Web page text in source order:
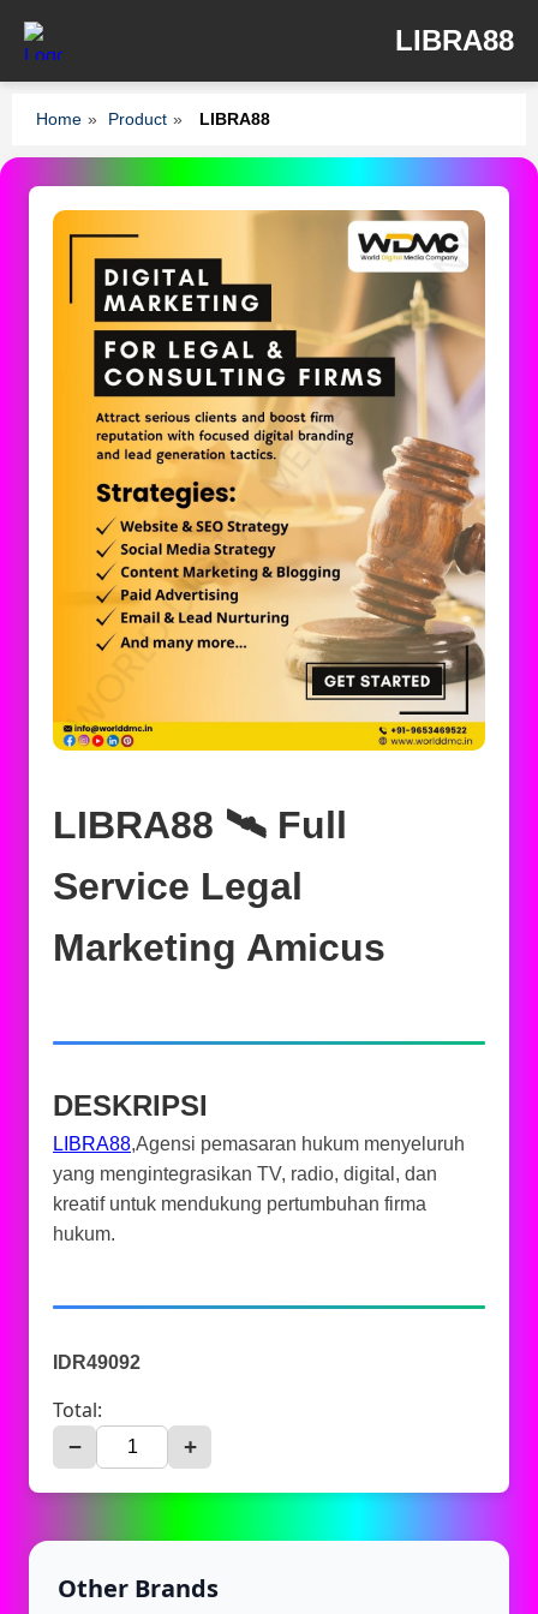
LIBRA88
Home » Product » LIBRA88
LIBRA88 🛰️‍ Full
Service Legal
Marketing Amicus
DESKRIPSI
LIBRA88,Agensi pemasaran hukum menyeluruh
yang mengintegrasikan TV, radio, digital, dan
kreatif untuk mendukung pertumbuhan firma
hukum.
IDR49092
Total:
− +
Other Brands